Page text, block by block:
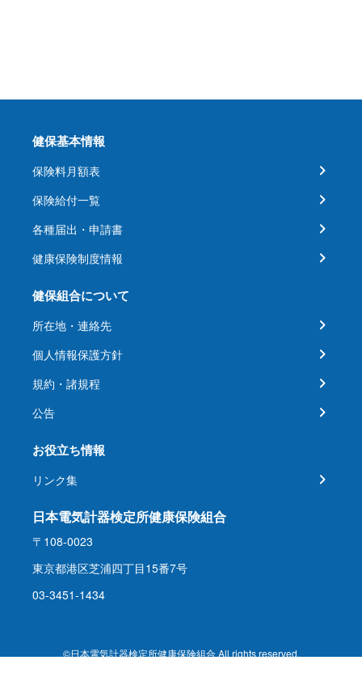
健保基本情報
保険料月額表
保険給付一覧
各種届出・申請書
健康保険制度情報
健保組合について
所在地・連絡先
個人情報保護方針
規約・諸規程
公告
お役立ち情報
リンク集
日本電気計器検定所健康保険組合
〒108-0023
東京都港区芝浦四丁目15番7号
03-3451-1434
©日本電気計器検定所健康保険組合 All rights reserved.